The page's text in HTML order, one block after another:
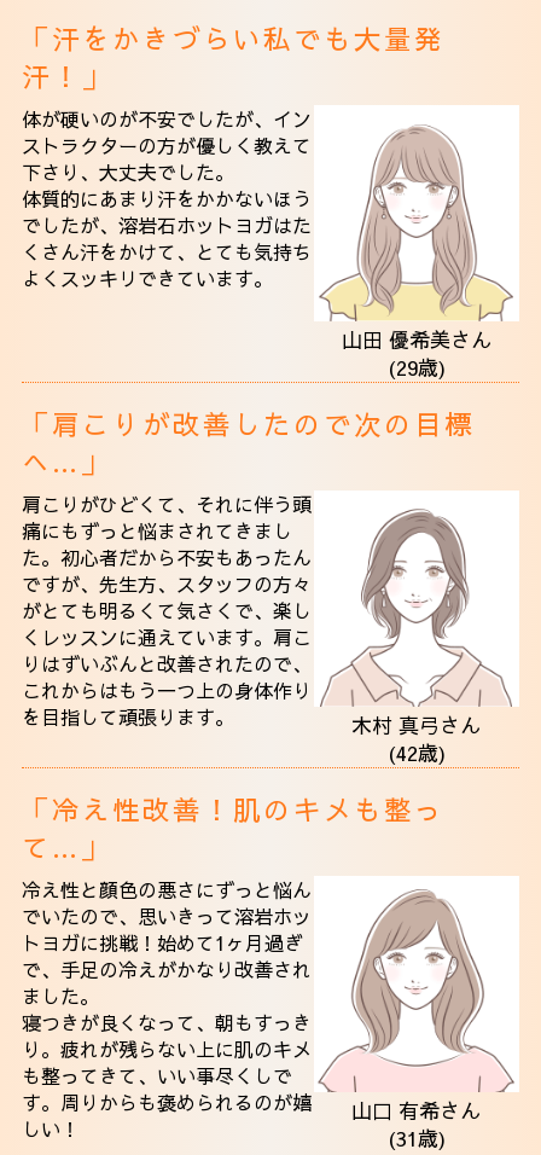
「汗をかきづらい私でも大量発
汗！」
山田 優希美さん
(29歳)
体が硬いのが不安でしたが、イン
ストラクターの方が優しく教えて
下さり、大丈夫でした。
体質的にあまり汗をかかないほう
でしたが、溶岩石ホットヨガはた
くさん汗をかけて、とても気持ち
よくスッキリできています。
「肩こりが改善したので次の目標
へ…」
木村 真弓さん
(42歳)
肩こりがひどくて、それに伴う頭
痛にもずっと悩まされてきまし
た。初心者だから不安もあったん
ですが、先生方、スタッフの方々
がとても明るくて気さくで、楽し
くレッスンに通えています。肩こ
りはずいぶんと改善されたので、
これからはもう一つ上の身体作り
を目指して頑張ります。
「冷え性改善！肌のキメも整っ
て…」
山口 有希さん
(31歳)
冷え性と顔色の悪さにずっと悩ん
でいたので、思いきって溶岩ホッ
トヨガに挑戦！始めて1ヶ月過ぎ
で、手足の冷えがかなり改善され
ました。
寝つきが良くなって、朝もすっき
り。疲れが残らない上に肌のキメ
も整ってきて、いい事尽くしで
す。周りからも褒められるのが嬉
しい！